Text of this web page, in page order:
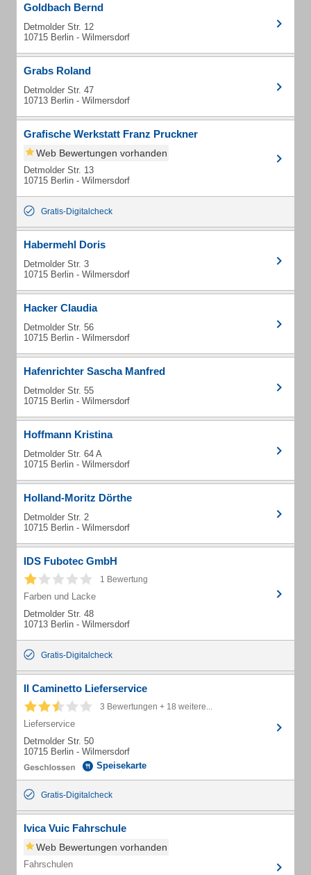
Goldbach Bernd
Detmolder Str. 12
10715 Berlin - Wilmersdorf
Grabs Roland
Detmolder Str. 47
10713 Berlin - Wilmersdorf
Grafische Werkstatt Franz Pruckner
Web Bewertungen vorhanden
Detmolder Str. 13
10715 Berlin - Wilmersdorf
Gratis-Digitalcheck
Habermehl Doris
Detmolder Str. 3
10715 Berlin - Wilmersdorf
Hacker Claudia
Detmolder Str. 56
10715 Berlin - Wilmersdorf
Hafenrichter Sascha Manfred
Detmolder Str. 55
10715 Berlin - Wilmersdorf
Hoffmann Kristina
Detmolder Str. 64 A
10715 Berlin - Wilmersdorf
Holland-Moritz Dörthe
Detmolder Str. 2
10715 Berlin - Wilmersdorf
IDS Fubotec GmbH
1 Bewertung
Farben und Lacke
Detmolder Str. 48
10713 Berlin - Wilmersdorf
Gratis-Digitalcheck
Il Caminetto Lieferservice
3 Bewertungen + 18 weitere...
Lieferservice
Detmolder Str. 50
10715 Berlin - Wilmersdorf
Speisekarte
Gratis-Digitalcheck
Ivica Vuic Fahrschule
Web Bewertungen vorhanden
Fahrschulen